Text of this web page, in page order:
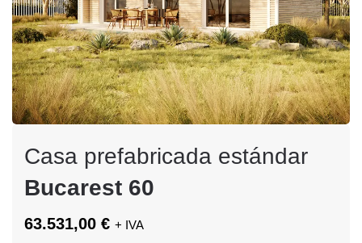
Casa prefabricada estándar
Bucarest 60
63.531,00 € + IVA